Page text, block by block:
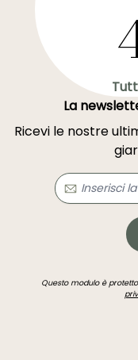
La
Ricevi le nostre
Questo modulo è